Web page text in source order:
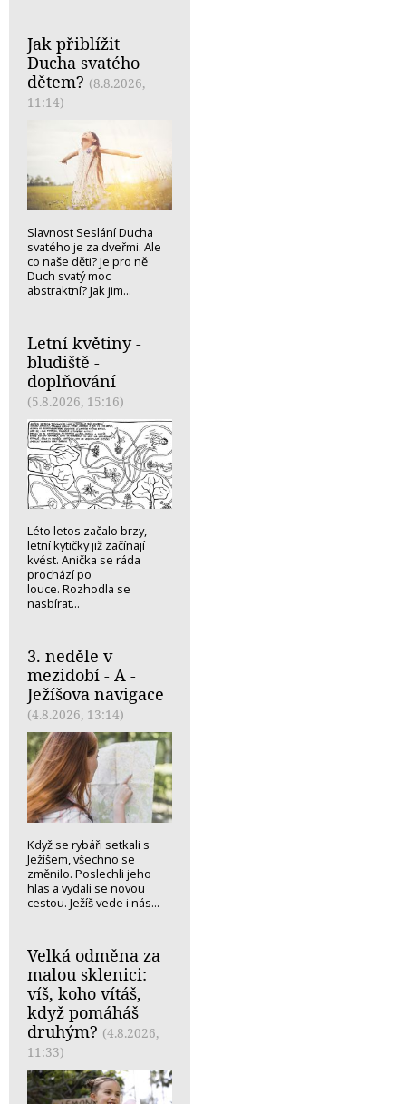
Jak přiblížit
Ducha svatého
dětem? (8.8.2026,
11:14)
Slavnost Seslání Ducha
svatého je za dveřmi. Ale
co naše děti? Je pro ně
Duch svatý moc
abstraktní? Jak jim...
Letní květiny -
bludiště -
doplňování
(5.8.2026, 15:16)
Léto letos začalo brzy,
letní kytičky již začínají
kvést. Anička se ráda
prochází po
louce. Rozhodla se
nasbírat...
3. neděle v
mezidobí - A -
Ježíšova navigace
(4.8.2026, 13:14)
Když se rybáři setkali s
Ježíšem, všechno se
změnilo. Poslechli jeho
hlas a vydali se novou
cestou. Ježíš vede i nás...
Velká odměna za
malou sklenici:
víš, koho vítáš,
když pomáháš
druhým? (4.8.2026,
11:33)